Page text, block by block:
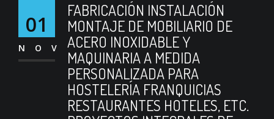
01
NOV
FABRICACIÓN INSTALACIÓN
MONTAJE DE MOBILIARIO DE
ACERO INOXIDABLE Y
MAQUINARIA A MEDIDA
PERSONALIZADA PARA
HOSTELERÍA FRANQUICIAS
RESTAURANTES HOTELES, ETC.